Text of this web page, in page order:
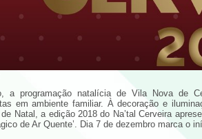
a programação natalícia de Vila Nova de
em ambiente familiar. À decoração e
Natal, a edição 2018 do Na’tal Cerveira
de Ar Quente’. Dia 7 de dezembro marca o